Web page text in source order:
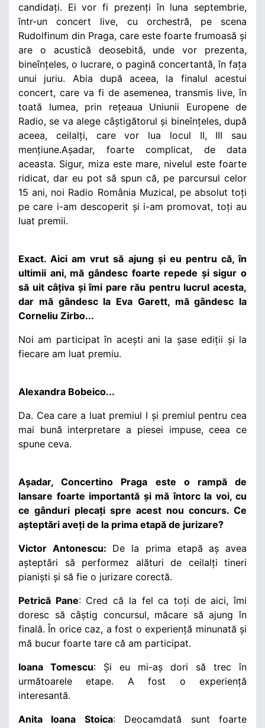
candidați. Ei vor fi prezenți în luna septembrie,
într-un concert live, cu orchestră, pe scena
Rudolfinum din Praga, care este foarte frumoasă și
are o acustică deosebită, unde vor prezenta,
bineînțeles, o lucrare, o pagină concertantă, în fața
unui juriu. Abia după aceea, la finalul acestui
concert, care va fi de asemenea, transmis live, în
toată lumea, prin rețeaua Uniunii Europene de
Radio, se va alege câștigătorul și bineînțeles, după
aceea, ceilalți, care vor lua locul II, III sau
mențiune.Așadar, foarte complicat, de data
aceasta. Sigur, miza este mare, nivelul este foarte
ridicat, dar eu pot să spun că, pe parcursul celor
15 ani, noi Radio România Muzical, pe absolut toți
pe care i-am descoperit și i-am promovat, toți au
luat premii.
Exact. Aici am vrut să ajung și eu pentru că, în
ultimii ani, mă gândesc foarte repede și sigur o
să uit câțiva și îmi pare rău pentru lucrul acesta,
dar mă gândesc la Eva Garett, mă gândesc la
Corneliu Zirbo...
Noi am participat în acești ani la șase ediții și la
fiecare am luat premiu.
Alexandra Bobeico...
Da. Cea care a luat premiul I și premiul pentru cea
mai bună interpretare a piesei impuse, ceea ce
spune ceva.
Așadar, Concertino Praga este o rampă de
lansare foarte importantă și mă întorc la voi, cu
ce gânduri plecați spre acest nou concurs. Ce
așteptări aveți de la prima etapă de jurizare?
Victor Antonescu: De la prima etapă aș avea
așteptări să performez alături de ceilalți tineri
pianiști și să fie o jurizare corectă.
Petrică Pane: Cred că la fel ca toți de aici, îmi
doresc să câștig concursul, măcare să ajung în
finală. În orice caz, a fost o experiență minunată și
mă bucur foarte tare că am participat.
Ioana Tomescu: Și eu mi-aș dori să trec în
următoarele etape. A fost o experiență
interesantă.
Anita Ioana Stoica: Deocamdată sunt foarte